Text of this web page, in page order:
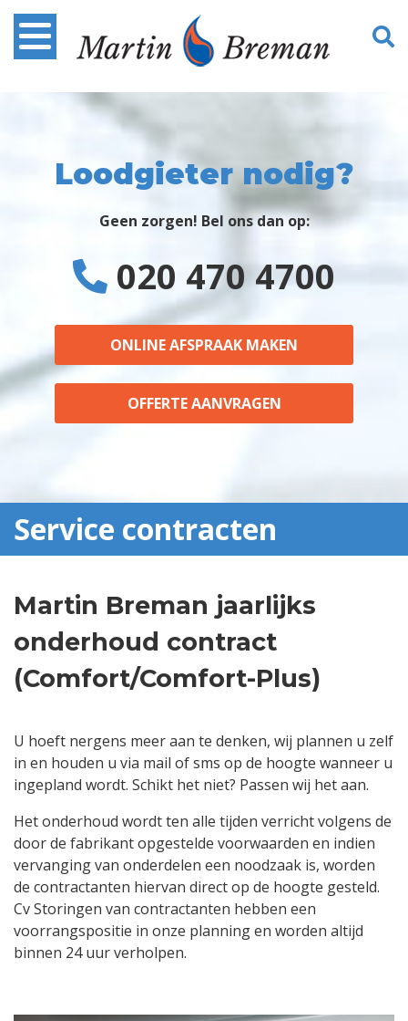
Loodgieter nodig?
Geen zorgen! Bel ons dan op:
020 470 4700
ONLINE AFSPRAAK MAKEN
OFFERTE AANVRAGEN
Service contracten
Martin Breman jaarlijks
onderhoud contract
(Comfort/Comfort-Plus)
U hoeft nergens meer aan te denken, wij plannen u zelf
in en houden u via mail of sms op de hoogte wanneer u
ingepland wordt. Schikt het niet? Passen wij het aan.
Het onderhoud wordt ten alle tijden verricht volgens de
door de fabrikant opgestelde voorwaarden en indien
vervanging van onderdelen een noodzaak is, worden
de contractanten hiervan direct op de hoogte gesteld.
Cv Storingen van contractanten hebben een
voorrangspositie in onze planning en worden altijd
binnen 24 uur verholpen.